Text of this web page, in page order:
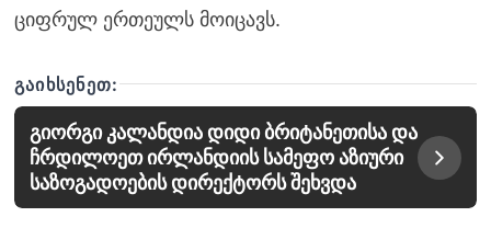
ციფრულ ერთეულს მოიცავს.
ᲒᲐᲘᲮᲡᲔᲜᲔᲗ:
გიორგი კალანდია დიდი ბრიტანეთისა და
ჩრდილოეთ ირლანდიის სამეფო აზიური
საზოგადოების დირექტორს შეხვდა